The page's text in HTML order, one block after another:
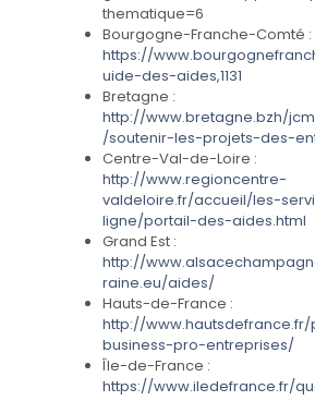
thematique=6
Bourgogne-Franche-Comté :
https://
uide-des-aides,1131
Bretagne :
http://www.bretagne.bzh/
/soutenir-les-projets-des-
Centre-Val-de-Loire :
http://www.regioncentre-
valdeloire.fr/accueil/les-
ligne/portail-des-aides.html
Grand Est :
http://
raine.eu/aides/
Hauts-de-France :
http://
business-pro-entreprises/
Île-de-France :
https://www.iledefrance.fr/